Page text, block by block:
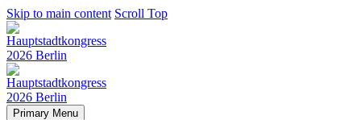
Skip to main content Scroll Top
Primary Menu